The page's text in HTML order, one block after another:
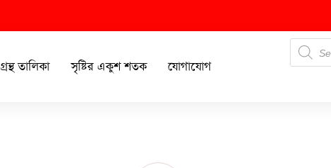
গ্রন্থ তালিকা সৃষ্টির একুশ শতক যোগাযোগ